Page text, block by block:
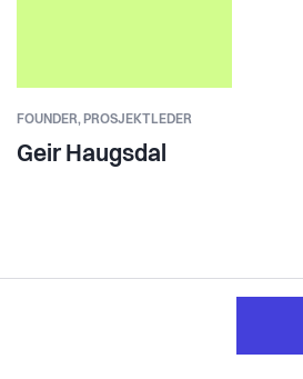
FOUNDER, PROSJEKTLEDER
Geir Haugsdal